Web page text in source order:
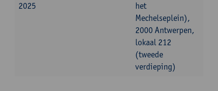
2025
het
Mechelseplein),
2000 Antwerpen,
lokaal 212
(tweede
verdieping)